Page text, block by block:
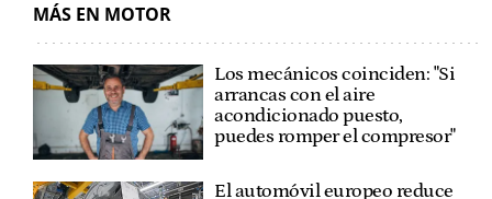
MÁS EN MOTOR
Los mecánicos coinciden: "Si
arrancas con el aire
acondicionado puesto,
puedes romper el compresor"
El automóvil europeo reduce